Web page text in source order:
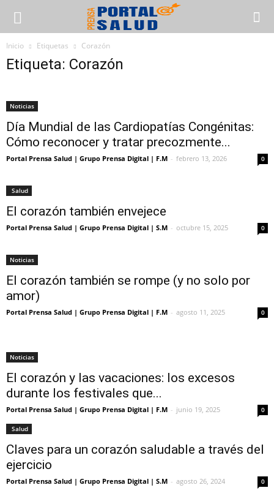
Inicio Etiquetas Corazón
Etiqueta: Corazón
Noticias
Día Mundial de las Cardiopatías Congénitas:
Cómo reconocer y tratar precozmente...
Portal Prensa Salud | Grupo Prensa Digital | F.M - febrero 13, 2026 0
Salud
El corazón también envejece
Portal Prensa Salud | Grupo Prensa Digital | S.M - octubre 15, 2025 0
Noticias
El corazón también se rompe (y no solo por
amor)
Portal Prensa Salud | Grupo Prensa Digital | F.M - agosto 11, 2025 0
Noticias
El corazón y las vacaciones: los excesos
durante los festivales que...
Portal Prensa Salud | Grupo Prensa Digital | F.M - junio 19, 2025 0
Salud
Claves para un corazón saludable a través del
ejercicio
Portal Prensa Salud | Grupo Prensa Digital | S.M - agosto 26, 2024 0